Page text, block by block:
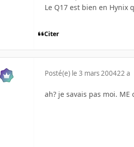
Le Q17 est bien en Hynix
Citer
Posté(e) le 3 mars 200422 a
ah? je savais pas moi.